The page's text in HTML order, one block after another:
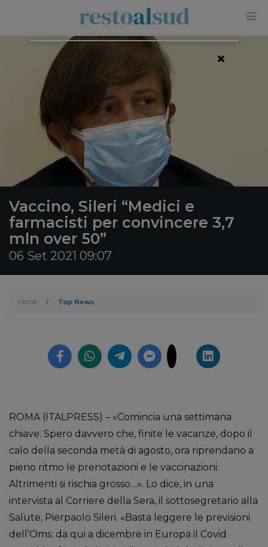
Vaccino, Sileri “Medici e
farmacisti per convincere 3,7
mln over 50”
06 Set 2021 09:07
Home / Top News
ROMA (ITALPRESS) – «Comincia una settimana
chiave. Spero davvero che, finite le vacanze, dopo il
calo della seconda metà di agosto, ora riprendano a
pieno ritmo le prenotazioni e le vaccinazioni.
Altrimenti si rischia grosso…». Lo dice, in una
intervista al Corriere della Sera, il sottosegretario alla
Salute, Pierpaolo Sileri. «Basta leggere le previsioni
dell’Oms: da qui a dicembre in Europa il Covid
×